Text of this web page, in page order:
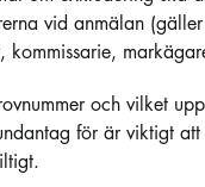
vid anmälan
kommissarie,
och vilket
för är viktigt